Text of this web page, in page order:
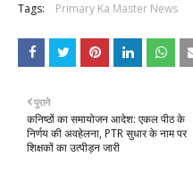
Tags: Primary Ka Master News
पुराने
कनिष्ठों का समायोजन आदेश: एकल पीठ के
निर्णय की अवहेलना, PTR सुधार के नाम पर
शिक्षकों का उत्पीड़न जारी